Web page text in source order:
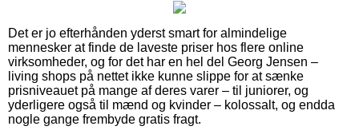
Det er jo efterhånden yderst smart for almindelige
mennesker at finde de laveste priser hos flere online
virksomheder, og for det har en hel del Georg Jensen –
living shops på nettet ikke kunne slippe for at sænke
prisniveauet på mange af deres varer – til juniorer, og
yderligere også til mænd og kvinder – kolossalt, og endda
nogle gange frembyde gratis fragt.